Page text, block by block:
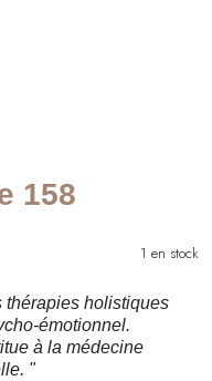
158
1 en stock
thérapies holistiques
émotionnel.
à la médecine
"